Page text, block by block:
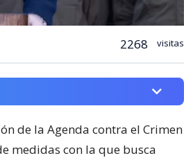
2268 visitas
de la Agenda contra el Crimen
medidas con la que busca